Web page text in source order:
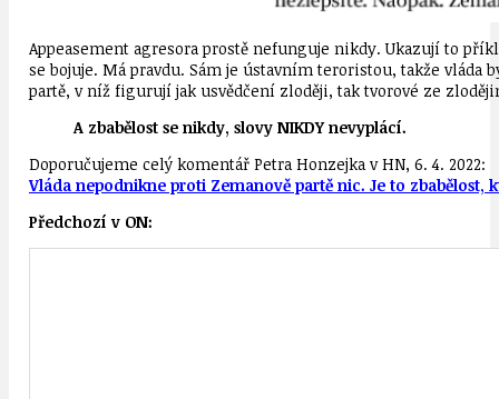
Appeasement agresora prostě nefunguje nikdy. Ukazují to
se bojuje. Má pravdu. Sám je ústavním teroristou, takže vláda
partě, v níž figurují jak usvědčení zloději, tak tvorové ze
A zbabělost se nikdy, slovy NIKDY nevyplácí.
Doporučujeme celý komentář Petra Honzejka v HN, 6. 4. 2022:
Vláda nepodnikne proti Zemanově partě nic. Je to zbabělost,
Předchozí v ON: